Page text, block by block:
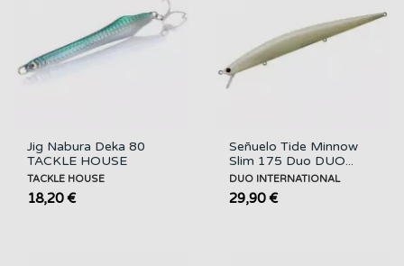
Jig Nabura Deka 80
TACKLE HOUSE
TACKLE HOUSE
18,20 €
Señuelo Tide Minnow
Slim 175 Duo DUO...
DUO INTERNATIONAL
29,90 €